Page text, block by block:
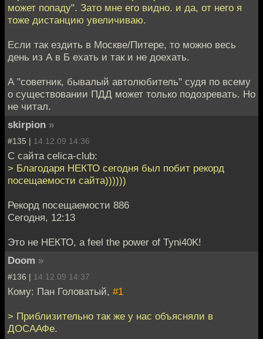
может попаду". Зато мне его видно. и да, от него я
тоже дистанцию увеличиваю.
Если так ездить в Москве/Питере, то можно весь
день из А в Б ехать и так и не доехать.
А "советник, бывалый автолюбитель" судя по всему
о существовании ПДД может только подозревать. Но
не читал.
skirpion »
#135 | 14.12.09 14:36
С сайта celica-club:
> Благодаря НЕКТО сегодня был побит рекорд
посещаемости сайта))))))
Рекорд посещаемости 886
Сегодня, 12:13
Это не НЕКТО, а feel the power of Tyni40K!
Doom »
#136 | 14.12.09 14:37
Кому: Пан Головатый, #1
> Приблизительно так же у нас объясняли в
ДОСААФе.